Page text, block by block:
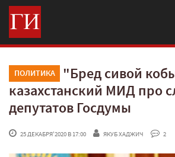
ПОЛИТИКА
"Бред сивой
казахстанский МИД про
депутатов Госдумы
25 ДЕКАБРЯ'2020 В 17:00 ЯКУБ ХАДЖИЧ 2